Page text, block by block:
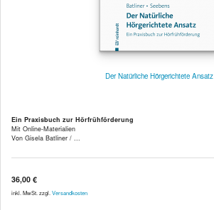
Der Natürliche Hörgerichtete Ansatz
Ein Praxisbuch zur Hörfrühförderung
Mit Online-Materialien
Von Gisela Batliner / ...
36,00 €
inkl. MwSt. zzgl. Versandkosten